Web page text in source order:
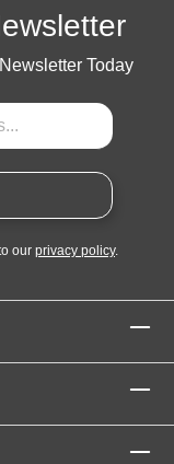
Today
our privacy policy.